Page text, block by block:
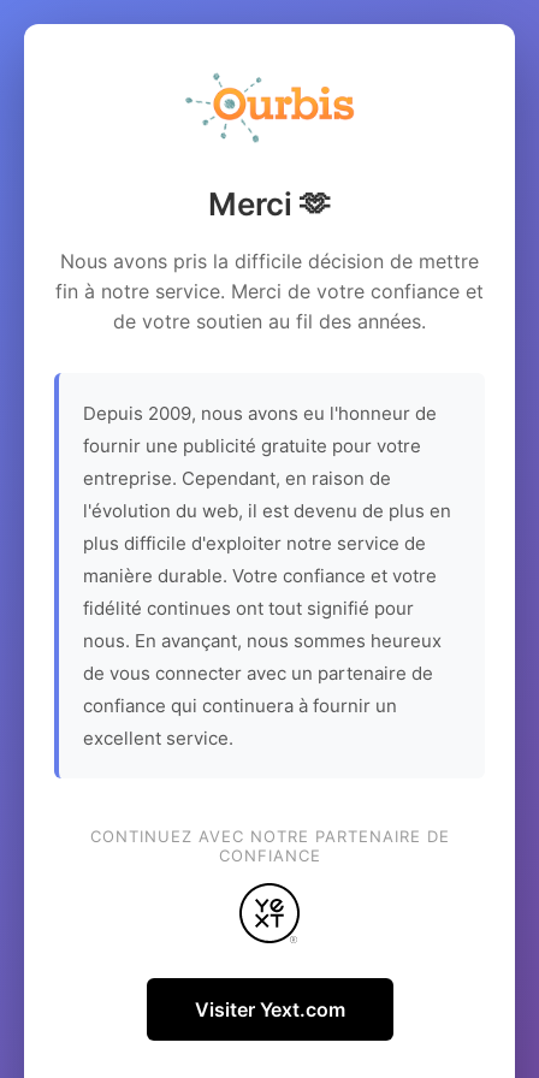
Merci 🫶
Nous avons pris la difficile décision de mettre
fin à notre service. Merci de votre confiance et
de votre soutien au fil des années.
Depuis 2009, nous avons eu l'honneur de
fournir une publicité gratuite pour votre
entreprise. Cependant, en raison de
l'évolution du web, il est devenu de plus en
plus difficile d'exploiter notre service de
manière durable. Votre confiance et votre
fidélité continues ont tout signifié pour
nous. En avançant, nous sommes heureux
de vous connecter avec un partenaire de
confiance qui continuera à fournir un
excellent service.
CONTINUEZ AVEC NOTRE PARTENAIRE DE
CONFIANCE
Visiter Yext.com